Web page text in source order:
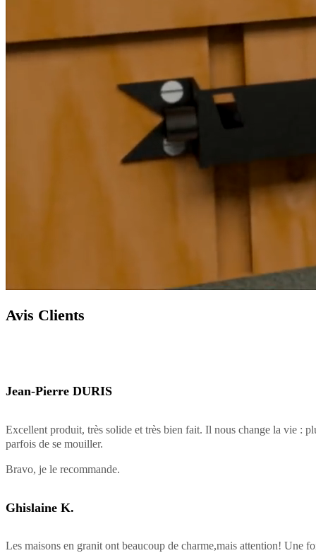
Avis Clients
Jean-Pierre DURIS
Excellent produit, très solide et très bien fait. Il nous change la vie :
parfois de se mouiller.
Bravo, je le recommande.
Ghislaine K.
Les maisons en granit ont beaucoup de charme,mais attention! Une